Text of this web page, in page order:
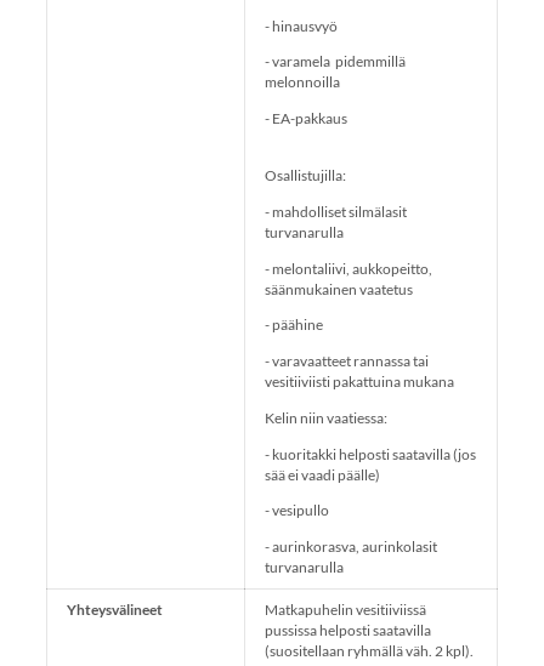
- hinausvyö
- varamela pidemmillä
melonnoilla
- EA-pakkaus
Osallistujilla:
- mahdolliset silmälasit
turvanarulla
- melontaliivi, aukkopeitto,
säänmukainen vaatetus
- päähine
- varavaatteet rannassa tai
vesitiiviisti pakattuina mukana
Kelin niin vaatiessa:
- kuoritakki helposti saatavilla (jos
sää ei vaadi päälle)
- vesipullo
- aurinkorasva, aurinkolasit
turvanarulla
Yhteysvälineet
Matkapuhelin vesitiiviissä
pussissa helposti saatavilla
(suositellaan ryhmällä väh. 2 kpl).